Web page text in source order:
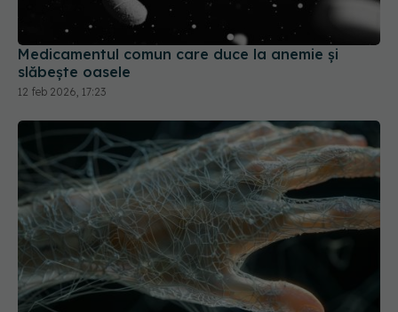
Medicamentul comun care duce la anemie și
slăbește oasele
12 feb 2026, 17:23